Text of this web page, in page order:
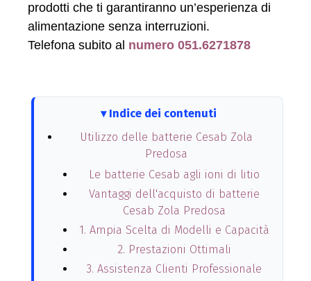
prodotti che ti garantiranno un’esperienza di
alimentazione senza interruzioni.
Telefona subito al numero 051.6271878
Indice dei contenuti
Utilizzo delle batterie Cesab Zola
Predosa
Le batterie Cesab agli ioni di litio
Vantaggi dell'acquisto di batterie
Cesab Zola Predosa
1. Ampia Scelta di Modelli e Capacità
2. Prestazioni Ottimali
3. Assistenza Clienti Professionale